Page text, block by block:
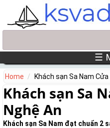
Skip to main content
☰
Home Khách sạn Sa Nam Cửa
Khách sạn Sa
Nghệ An
Khách sạn Sa Nam đạt chuẩn 2